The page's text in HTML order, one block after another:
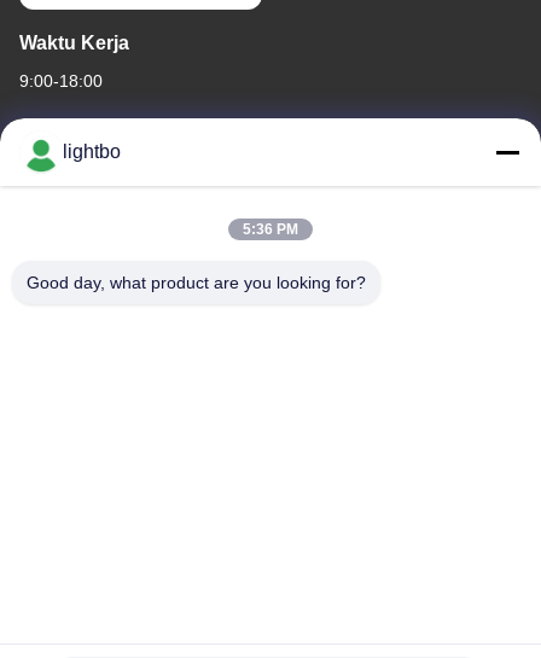
Waktu Kerja
9:00-18:00
Alamat Kami
DEVELOPMENT BANGunan, NO. 5298, SHAHE WEST ROAD,
lightbo
5:36 PM
Good day, what product are you looking for?